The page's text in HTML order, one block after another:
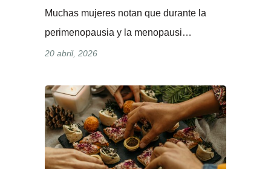
Muchas mujeres notan que durante la
perimenopausia y la menopausi…
20 abril, 2026